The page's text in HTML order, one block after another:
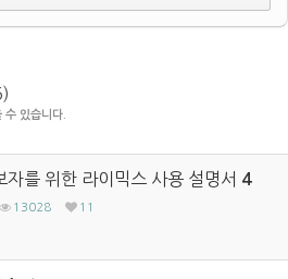
수 있습니다.
자를 위한 라이믹스 사용 설명서 4
13028 11